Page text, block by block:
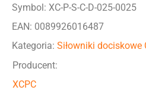
Symbol: XC-P-S-C-D-025-0025
EAN: 0089926016487
Kategoria: Siłowniki dociskowe
Producent:
XCPC